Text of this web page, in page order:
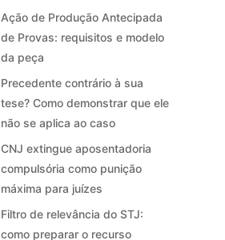
Ação de Produção Antecipada
de Provas: requisitos e modelo
da peça
Precedente contrário à sua
tese? Como demonstrar que ele
não se aplica ao caso
CNJ extingue aposentadoria
compulsória como punição
máxima para juízes
Filtro de relevância do STJ:
como preparar o recurso